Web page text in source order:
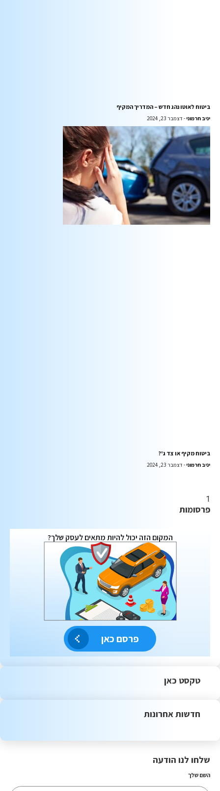
ביטוח לאוטו נהג חדש – המדריך המקיף
יניב חרמוני דצמבר 23, 2024
ביטוח מקיף או צד ג'?
יניב חרמוני דצמבר 23, 2024
פרסומות
המקום הזה יכול להיות מתאים לעסק שלך?
פרסם כאן
טקסט כאן
חדשות אחרונות
שלחו לנו הודעה
השם שלך